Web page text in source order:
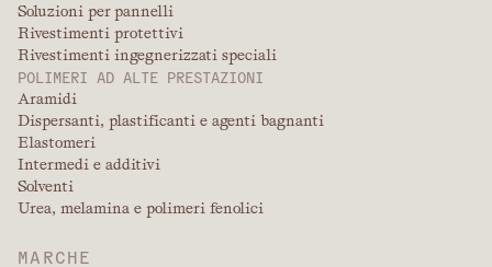
Soluzioni per pannelli
Rivestimenti protettivi
Rivestimenti ingegnerizzati speciali
POLIMERI AD ALTE PRESTAZIONI
Aramidi
Dispersanti, plastificanti e agenti bagnanti
Elastomeri
Intermedi e additivi
Solventi
Urea, melamina e polimeri fenolici
MARCHE